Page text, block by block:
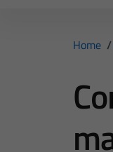
Home /